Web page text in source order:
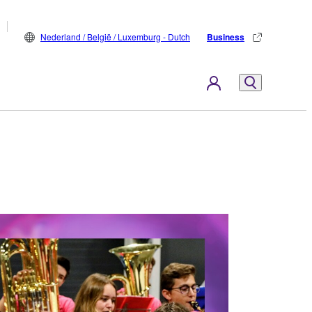
Nederland / België / Luxemburg - Dutch Business